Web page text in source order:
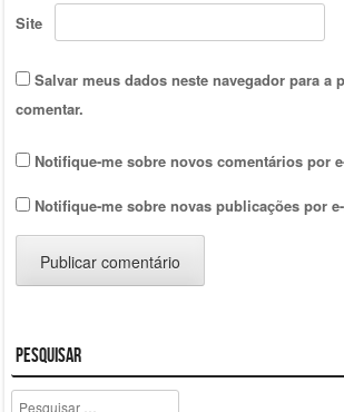
Site
Salvar meus dados neste navegador para a
comentar.
Notifique-me sobre novos comentários por
Notifique-me sobre novas publicações por
Pesquisar
Pesquisar